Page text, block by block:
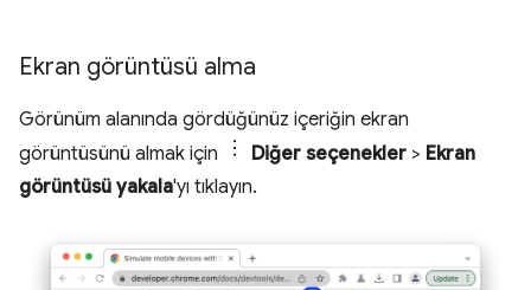
Ekran görüntüsü alma
Görünüm alanında gördüğünüz içeriğin ekran
görüntüsünü almak için
Diğer seçenekler > Ekran
görüntüsü yakala'yı tıklayın.